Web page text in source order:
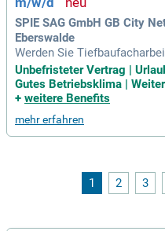
d ein Führerschein der
E von Vorteil ist.
SPIE SAG GmbH GB City
Eberswalde
Werden Sie
r (m/w/d) in Angermünde bei
erlin! In dieser unbefristeten
eiten für Kabelverlegungen
achgerechte
urchführung. Außerdem
rleitungsbauer oder
Chance und gestalten Sie
Unbefristeter Vertrag |
Gutes Betriebsklima |
+ weitere Benefits
mehr erfahren
1 2 3